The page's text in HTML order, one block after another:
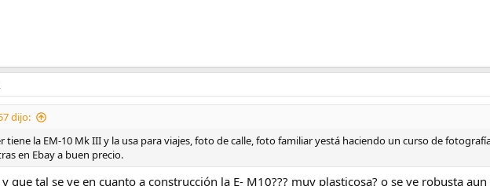
dijo:
tiene la EM-10 Mk III y la usa para viajes, foto de calle, foto familiar yestá haciendo un curso de
en Ebay a buen precio.
y que tal se ve en cuanto a construcción la E- M10??? muy plasticosa? o se ve robusta